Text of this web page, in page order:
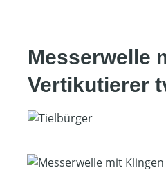
Messerwelle
Vertikutierer
Bildergalerie überspringen